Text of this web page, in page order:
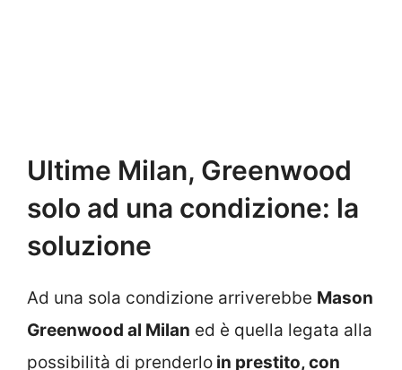
Ultime Milan, Greenwood
solo ad una condizione: la
soluzione
Ad una sola condizione arriverebbe Mason
Greenwood al Milan ed è quella legata alla
possibilità di prenderlo in prestito, con